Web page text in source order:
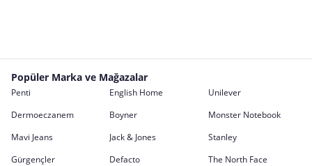
Popüler Marka ve Mağazalar
Penti English Home
Unilever
Dermoeczanem
Boyner
Monster Notebook
Mavi Jeans
Jack & Jones
Stanley
Gürgençler
Defacto
The North Face